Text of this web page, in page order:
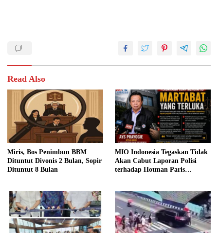
Read Also
Miris, Bos Penimbun BBM
Dituntut Divonis 2 Bulan, Sopir
Dituntut 8 Bulan
MIO Indonesia Tegaskan Tidak
Akan Cabut Laporan Polisi
terhadap Hotman Paris